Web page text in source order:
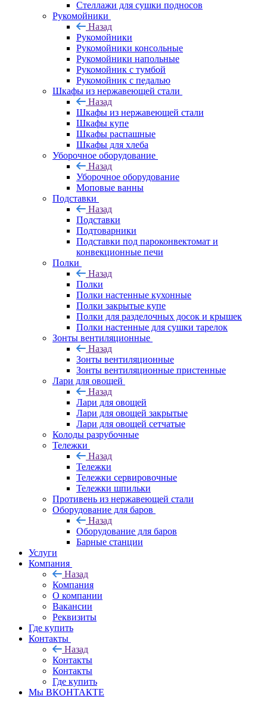
Стеллажи для сушки подносов
Рукомойники
Назад
Рукомойники
Рукомойники консольные
Рукомойники напольные
Рукомойник с тумбой
Рукомойник с педалью
Шкафы из нержавеющей стали
Назад
Шкафы из нержавеющей стали
Шкафы купе
Шкафы распашные
Шкафы для хлеба
Уборочное оборудование
Назад
Уборочное оборудование
Моповые ванны
Подставки
Назад
Подставки
Подтоварники
Подставки под пароконвектомат и
конвекционные печи
Полки
Назад
Полки
Полки настенные кухонные
Полки закрытые купе
Полки для разделочных досок и крышек
Полки настенные для сушки тарелок
Зонты вентиляционные
Назад
Зонты вентиляционные
Зонты вентиляционные пристенные
Лари для овощей
Назад
Лари для овощей
Лари для овощей закрытые
Лари для овощей сетчатые
Колоды разрубочные
Тележки
Назад
Тележки
Тележки сервировочные
Тележки шпильки
Противень из нержавеющей стали
Оборудование для баров
Назад
Оборудование для баров
Барные станции
Услуги
Компания
Назад
Компания
О компании
Вакансии
Реквизиты
Где купить
Контакты
Назад
Контакты
Контакты
Где купить
Мы ВКОНТАКТЕ